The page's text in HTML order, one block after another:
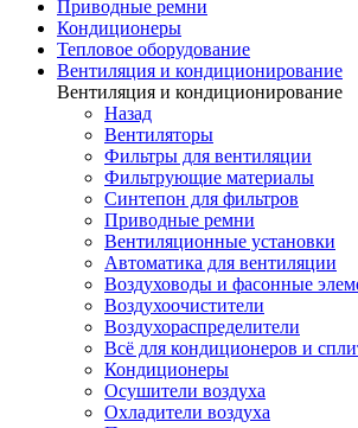
Приводные ремни
Кондиционеры
Тепловое оборудование
Вентиляция и кондиционирование
Вентиляция и кондиционирование
Назад
Вентиляторы
Фильтры для вентиляции
Фильтрующие материалы
Синтепон для фильтров
Приводные ремни
Вентиляционные установки
Автоматика для вентиляции
Воздуховоды и фасонные
Воздухоочистители
Воздухораспределители
Всё для кондиционеров и
Кондиционеры
Осушители воздуха
Охладители воздуха